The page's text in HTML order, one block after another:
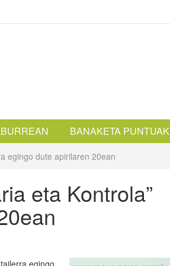
BANAKETA PUNTUAK
egingo dute apirilaren 20ean
eta Kontrola”
egingo